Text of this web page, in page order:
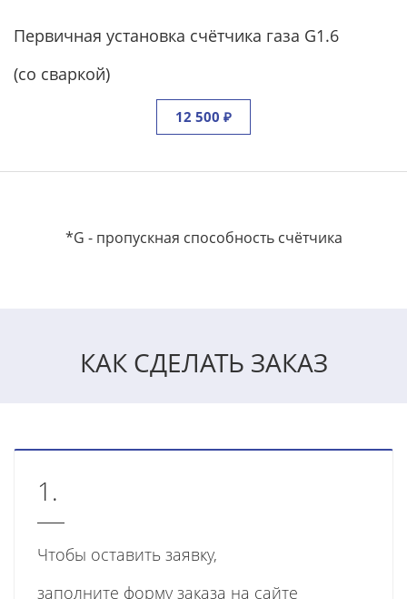
Первичная установка счётчика газа G1.6
(со сваркой)
12 500 ₽
*G - пропускная способность счётчика
КАК СДЕЛАТЬ ЗАКАЗ
1.
Чтобы оставить заявку,
заполните форму заказа на сайте